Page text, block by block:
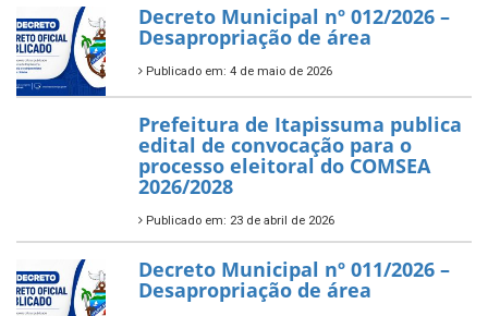
Decreto Municipal nº 012/2026 –
Desapropriação de área
Publicado em: 4 de maio de 2026
Prefeitura de Itapissuma publica
edital de convocação para o
processo eleitoral do COMSEA
2026/2028
Publicado em: 23 de abril de 2026
Decreto Municipal nº 011/2026 –
Desapropriação de área